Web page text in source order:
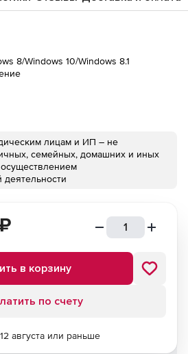
8/Windows 10/Windows 8.1
лицам и ИП – не
семейных, домашних и иных
деятельности
₽
в корзину
по счету
августа или раньше